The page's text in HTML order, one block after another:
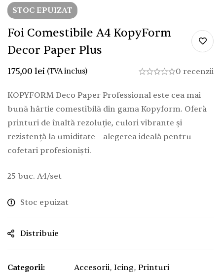
STOC EPUIZAT
Foi Comestibile A4 KopyForm
Decor Paper Plus
175,00 lei (TVA inclus) 0 recenzii
KOPYFORM Deco Paper Professional este cea mai
bună hârtie comestibilă din gama Kopyform. Oferă
printuri de înaltă rezoluție, culori vibrante și
rezistență la umiditate – alegerea ideală pentru
cofetari profesioniști.
25 buc. A4/set
Stoc epuizat
Distribuie
Categorii: Accesorii, Icing, Printuri